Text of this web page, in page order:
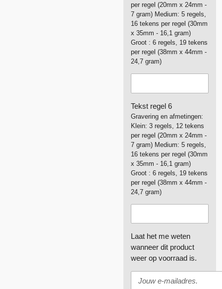
per regel (20mm x 24mm -
7 gram) Medium: 5 regels,
16 tekens per regel (30mm
x 35mm - 16,1 gram)
Groot : 6 regels, 19 tekens
per regel (38mm x 44mm -
24,7 gram)
Tekst regel 6
Gravering en afmetingen:
Klein: 3 regels, 12 tekens
per regel (20mm x 24mm -
7 gram) Medium: 5 regels,
16 tekens per regel (30mm
x 35mm - 16,1 gram)
Groot : 6 regels, 19 tekens
per regel (38mm x 44mm -
24,7 gram)
Laat het me weten
wanneer dit product
weer op voorraad is.